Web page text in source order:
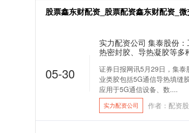
股票鑫东财配资_股票配资鑫东财配资_
05-30
实力配资公司 集泰股份
热密封胶、导热凝胶等多
证券日报网讯5月29日，集
业类胶包括5G通信导热填缝
应用于5G通信设备、数....
实力配资公司 作者：配资